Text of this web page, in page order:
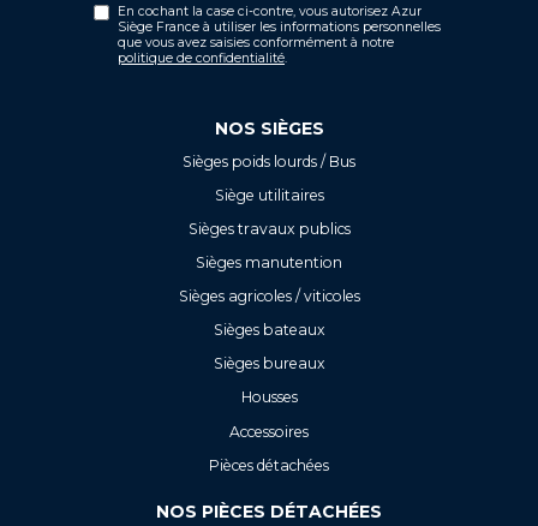
En cochant la case ci-contre, vous autorisez Azur
Siège France à utiliser les informations personnelles
que vous avez saisies conformément à notre
politique de confidentialité
NOS SIÈGES
Sièges poids lourds / Bus
Siège utilitaires
Sièges travaux publics
Sièges manutention
Sièges agricoles / viticoles
Sièges bateaux
Sièges bureaux
Housses
Accessoires
Pièces détachées
NOS PIÈCES DÉTACHÉES